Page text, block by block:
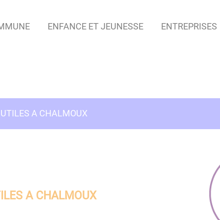
ENFANCE ET JEUNESSE ENTREPRISES
A CHALMOUX
A CHALMOUX